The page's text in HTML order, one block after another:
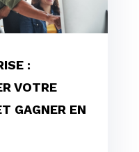
:
VOTRE
GAGNER EN